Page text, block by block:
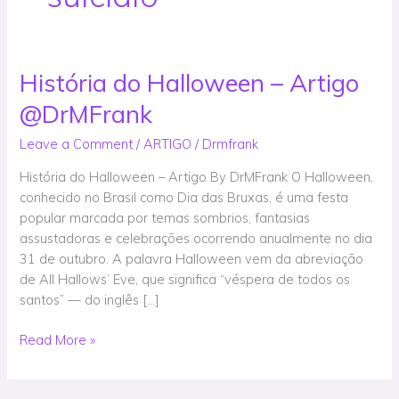
História do Halloween – Artigo
@DrMFrank
Leave a Comment /ARTIGO / Drmfrank
História do Halloween – Artigo By DrMFrank O Halloween,
conhecido no Brasil como Dia das Bruxas, é uma festa
popular marcada por temas sombrios, fantasias
assustadoras e celebrações ocorrendo anualmente no dia
31 de outubro. A palavra Halloween vem da abreviação
de All Hallows’ Eve, que significa “véspera de todos os
santos” — do inglês […]
História
do
Halloween
–
@DrMFrank
Read More »